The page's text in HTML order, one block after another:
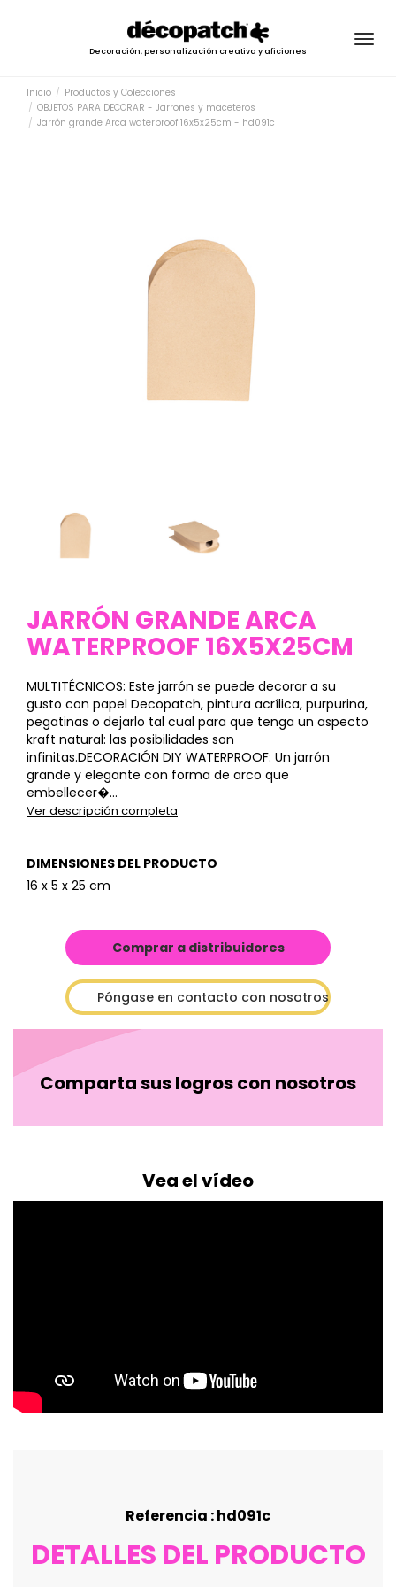
Decoración, personalización creativa y aficiones
Inicio
Productos y Colecciones
OBJETOS PARA DECORAR - Jarrones y maceteros
Jarrón grande Arca waterproof 16x5x25cm - hd091c
JARRÓN GRANDE ARCA
WATERPROOF 16X5X25CM
MULTITÉCNICOS: Este jarrón se puede decorar a su
gusto con papel Decopatch, pintura acrílica, purpurina,
pegatinas o dejarlo tal cual para que tenga un aspecto
kraft natural: las posibilidades son
infinitas.DECORACIÓN DIY WATERPROOF: Un jarrón
grande y elegante con forma de arco que
embellecer�...
Ver descripción completa
DIMENSIONES DEL PRODUCTO
16 x 5 x 25 cm
Comprar a distribuidores
Póngase en contacto con nosotros
Comparta sus logros con nosotros
Vea el vídeo
Referencia : hd091c
DETALLES DEL PRODUCTO